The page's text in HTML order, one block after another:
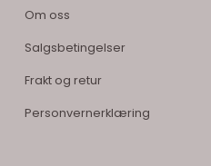
Om oss
Salgsbetingelser
Frakt og retur
Personvernerklæring